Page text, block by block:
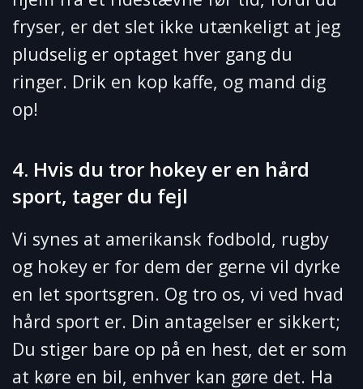
fryser, er det slet ikke utænkeligt at jeg
pludselig er optaget hver gang du
ringer. Drik en kop kaffe, og mand dig
op!
4. Hvis du tror hokey er en hård
sport, tager du fejl
Vi synes at amerikansk fodbold, rugby
og hokey er for dem der gerne vil dyrke
en let sportsgren. Og tro os, vi ved hvad
hård sport er. Din antagelser er sikkert;
Du stiger bare op på en hest, det er som
at køre en bil, enhver kan gøre det. Ha